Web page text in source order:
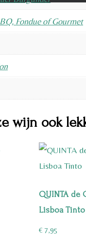
Fondue of Gourmet
wijn ook
QUINTA de
Lisboa Tinto
€ 7,95